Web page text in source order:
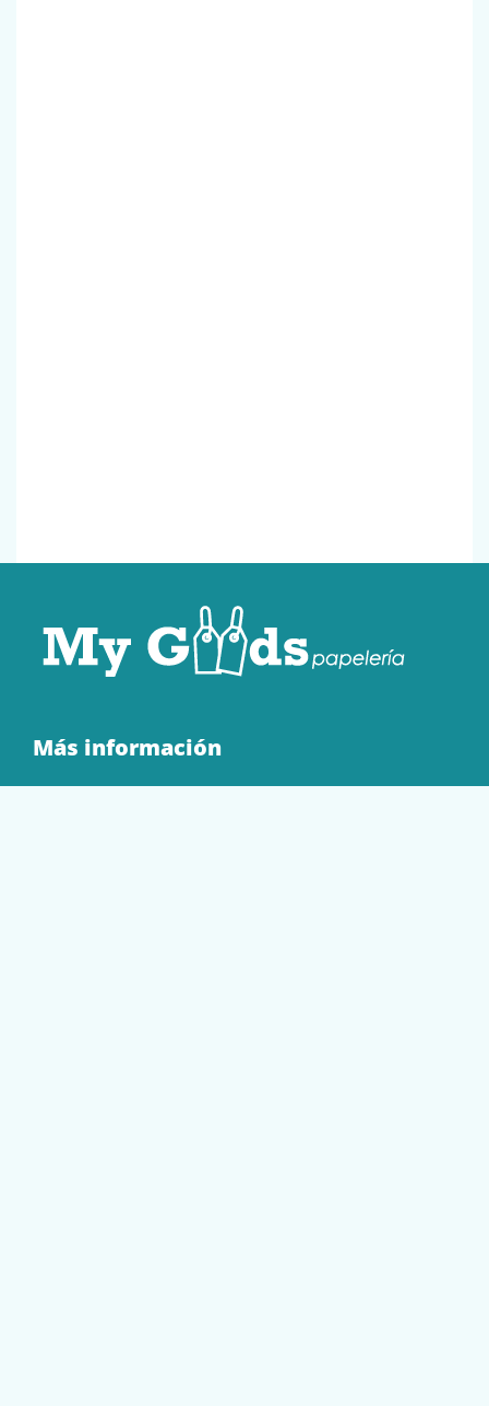
Más información